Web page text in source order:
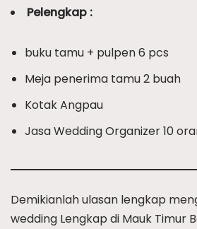
Pelengkap :
buku tamu + pulpen 6 pcs
Meja penerima tamu 2 buah
Kotak Angpau
Jasa Wedding Organizer 10
Demikianlah ulasan lengkap
wedding Lengkap di Mauk Timur